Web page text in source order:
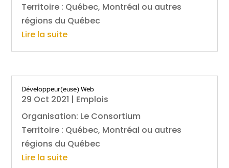
Territoire : Québec, Montréal ou autres
régions du Québec
Lire la suite
Développeur(euse) Web
29 Oct 2021 | Emplois
Organisation: Le Consortium
Territoire : Québec, Montréal ou autres
régions du Québec
Lire la suite